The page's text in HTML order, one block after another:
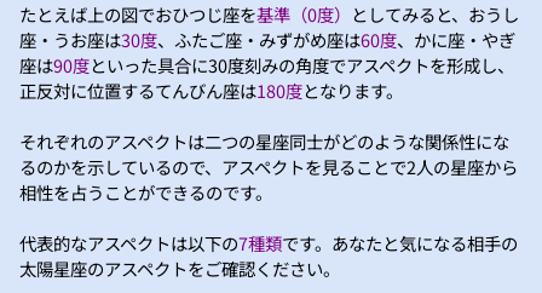
たとえば上の図でおひつじ座を基準（0度） としてみると、おうし
座・うお座は30度、ふたご座・みずがめ座は60度、かに座・やぎ
座は90度といった具合に30度刻みの角度でアスペクトを形成し、
正反対に位置するてんびん座は180度となります。
それぞれのアスペクトは二つの星座同士がどのような関係性にな
るのかを示しているので、アスペクトを見ることで2人の星座から
相性を占うことができるのです。
代表的なアスペクトは以下の7種類です。あなたと気になる相手の
太陽星座のアスペクトをご確認ください。